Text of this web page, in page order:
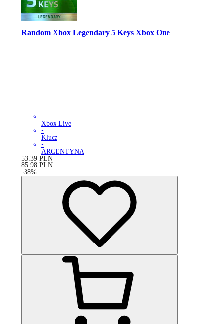
Random Xbox Legendary 5 Keys Xbox One
Xbox Live
•
Klucz
•
ARGENTYNA
53.39 PLN
85.98 PLN
-38%